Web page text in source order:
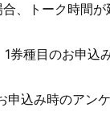
、トーク時間が
種目のお申込
込み時のアン